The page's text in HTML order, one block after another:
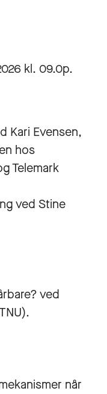
kl. 09.0p.
Kari Evensen,
hos
Telemark
ved Stine
ved
når